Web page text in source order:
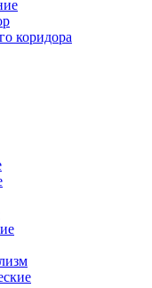
коридора